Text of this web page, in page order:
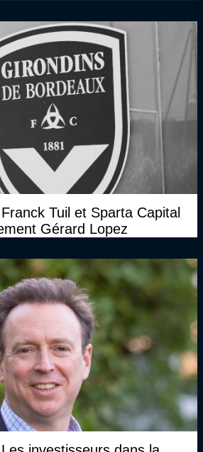
Tuil et Sparta Capital
Gérard Lopez